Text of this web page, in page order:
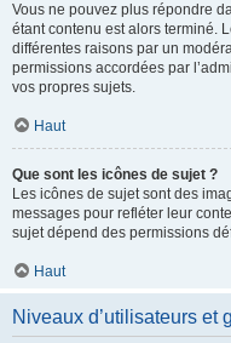
Vous ne pouvez plus répondre
étant contenu est alors terminé.
différentes raisons par un
permissions accordées par
vos propres sujets.
Haut
Que sont les icônes de sujet ?
Les icônes de sujet sont des
messages pour refléter leur
sujet dépend des permissions
Haut
Niveaux d’utilisateurs et